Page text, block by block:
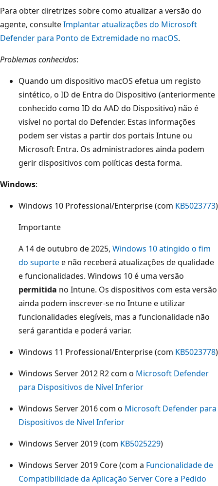
Para obter diretrizes sobre como atualizar a versão do
agente, consulteImplantar atualizações do Microsoft
Defender para Ponto de Extremidade no macOS.
Problemas conhecidos:
Quando um dispositivo macOS efetua um registo
sintético, o ID de Entra do Dispositivo (anteriormente
conhecido como ID do AAD do Dispositivo) não é
visível no portal do Defender. Estas informações
podem ser vistas a partir dos portais Intune ou
Microsoft Entra. Os administradores ainda podem
gerir dispositivos com políticas desta forma.
Windows:
Windows 10 Professional/Enterprise (com KB5023773)
Importante
A 14 de outubro de 2025, Windows 10 atingido o fim
do suportee não receberá atualizações de qualidade
e funcionalidades. Windows 10 é uma versão
permitida no Intune. Os dispositivos com esta versão
ainda podem inscrever-se no Intune e utilizar
funcionalidades elegíveis, mas a funcionalidade não
será garantida e poderá variar.
Windows 11 Professional/Enterprise (com KB5023778)
Windows Server 2012 R2 com o Microsoft Defender
para Dispositivos de Nível Inferior
Windows Server 2016 com o Microsoft Defender para
Dispositivos de Nível Inferior
Windows Server 2019 (com KB5025229)
Windows Server 2019 Core (com a Funcionalidade de
Compatibilidade da Aplicação Server Core a Pedido